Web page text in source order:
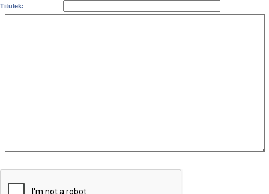
Titulek: